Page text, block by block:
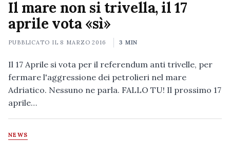
Il mare non si trivella, il 17
aprile vota «sì»
PUBBLICATO IL 8 MARZO 2016 3 MIN
Il 17 Aprile si vota per il referendum anti trivelle, per
fermare l'aggressione dei petrolieri nel mare
Adriatico. Nessuno ne parla. FALLO TU! Il prossimo 17
aprile…
NEWS